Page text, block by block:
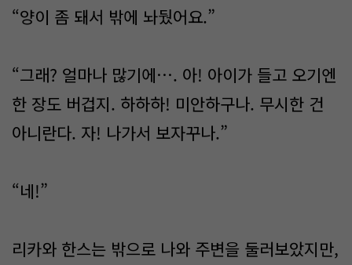
“양이 좀 돼서 밖에 놔뒀어요.”
“그래? 얼마나 많기에…. 아! 아이가 들고 오기엔
한 장도 버겁지. 하하하! 미안하구나. 무시한 건
아니란다. 자! 나가서 보자꾸나.”
“네!”
리카와 한스는 밖으로 나와 주변을 둘러보았지만,